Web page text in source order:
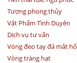
Tượng phong thủy
Vật Phẩm Tình Duyên
Dịch vụ tư vấn
Vòng đeo tay đá mắt hổ
Vòng tràng hạt